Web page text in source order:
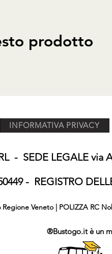
prodotto
INFORMATIVA PRIVACY
- SEDE LEGALE via
- REGISTRO
Veneto | POLIZZA RC
®Bustogo.it è un